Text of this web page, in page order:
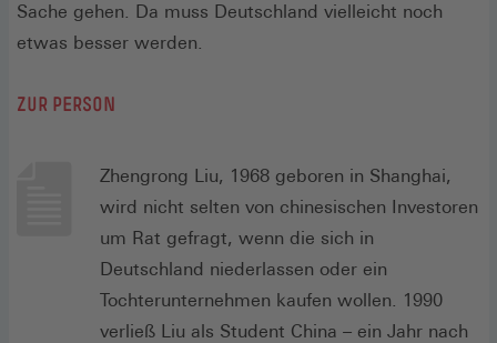
Sache gehen. Da muss Deutschland vielleicht noch
etwas besser werden.
ZUR PERSON
Zhengrong Liu, 1968 geboren in Shanghai,
wird nicht selten von chinesischen Investoren
um Rat gefragt, wenn die sich in
Deutschland niederlassen oder ein
Tochterunternehmen kaufen wollen. 1990
verließ Liu als Student China – ein Jahr nach